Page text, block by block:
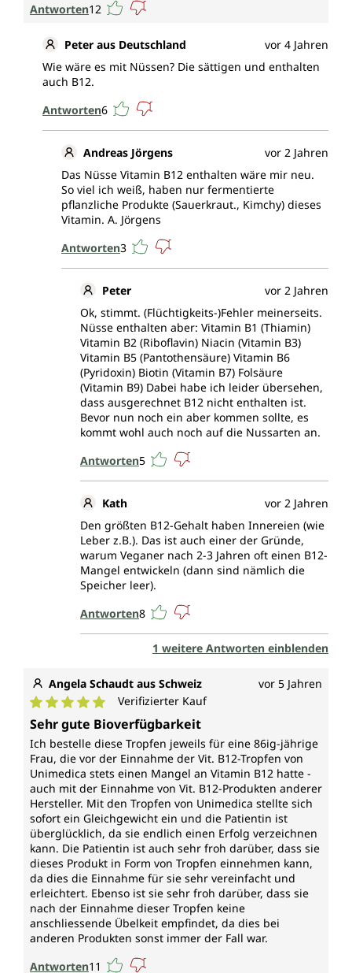
Antworten12
Peter aus Deutschland
vor 4 Jahren
Wie wäre es mit Nüssen? Die sättigen und enthalten
auch B12.
Antworten6
Andreas Jörgens
vor 2 Jahren
Das Nüsse Vitamin B12 enthalten wäre mir neu.
So viel ich weiß, haben nur fermentierte
pflanzliche Produkte (Sauerkraut., Kimchy) dieses
Vitamin. A. Jörgens
Antworten3
Peter
vor 2 Jahren
Ok, stimmt. (Flüchtigkeits-)Fehler meinerseits.
Nüsse enthalten aber: Vitamin B1 (Thiamin)
Vitamin B2 (Riboflavin) Niacin (Vitamin B3)
Vitamin B5 (Pantothensäure) Vitamin B6
(Pyridoxin) Biotin (Vitamin B7) Folsäure
(Vitamin B9) Dabei habe ich leider übersehen,
dass ausgerechnet B12 nicht enthalten ist.
Bevor nun noch ein aber kommen sollte, es
kommt wohl auch noch auf die Nussarten an.
Antworten5
Kath
vor 2 Jahren
Den größten B12-Gehalt haben Innereien (wie
Leber z.B.). Das ist auch einer der Gründe,
warum Veganer nach 2-3 Jahren oft einen B12-
Mangel entwickeln (dann sind nämlich die
Speicher leer).
Antworten8
1 weitere Antworten einblenden
Angela Schaudt aus Schweiz vor 5 Jahren
Durchschnittliche Bewertung von 5 von 5 Sternen
Verifizierter Kauf
Sehr gute Bioverfügbarkeit
Ich bestelle diese Tropfen jeweils für eine 86ig-jährige
Frau, die vor der Einnahme der Vit. B12-Tropfen von
Unimedica stets einen Mangel an Vitamin B12 hatte -
auch mit der Einnahme von Vit. B12-Produkten anderer
Hersteller. Mit den Tropfen von Unimedica stellte sich
sofort ein Gleichgewicht ein und die Patientin ist
überglücklich, da sie endlich einen Erfolg verzeichnen
kann. Die Patientin ist auch sehr froh darüber, dass sie
dieses Produkt in Form von Tropfen einnehmen kann,
da dies die Einnahme für sie sehr vereinfacht und
erleichtert. Ebenso ist sie sehr froh darüber, dass sie
nach der Einnahme dieser Tropfen keine
anschliessende Übelkeit empfindet, da dies bei
anderen Produkten sonst immer der Fall war.
Antworten11